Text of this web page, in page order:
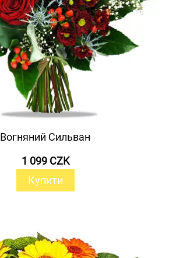
Вогняний Сильван
1 099 CZK
Купити